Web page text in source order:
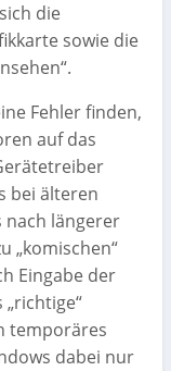
die
sowie die
Fehler finden,
auf das
bei älteren
nach längerer
„komischen“
Eingabe der
temporäres
dabei nur